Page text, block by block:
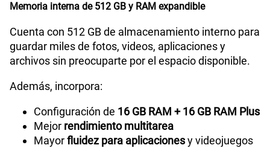
Memoria interna de 512 GB y RAM expandible
Cuenta con 512 GB de almacenamiento interno para
guardar miles de fotos, videos, aplicaciones y
archivos sin preocuparte por el espacio disponible.
Además, incorpora:
Configuración de 16 GB RAM + 16 GB RAM Plus
Mejor rendimiento multitarea
Mayorfluidez para aplicacionesy videojuegos